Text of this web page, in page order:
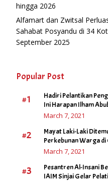
hingga 2026
Alfamart dan Zwitsal
Sahabat Posyandu di 34
September 2025
Popular Post
#1
Hadiri Pelantikan
Ini Harapan Ilham
March 7, 2021
#2
Mayat Laki-Laki
Perkebunan Warga di
March 7, 2021
#3
Pesantren Al-Insani
IAIM Sinjai Gelar